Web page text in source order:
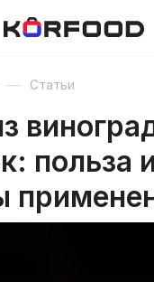
— Статьи
польза